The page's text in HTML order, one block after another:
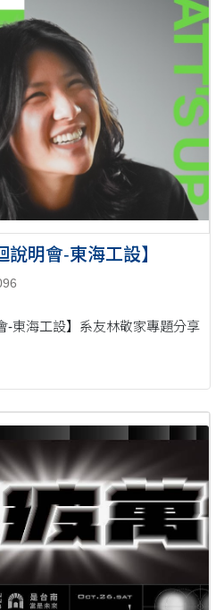
說明會-東海工設】
-東海工設】系友林敬家專題分享